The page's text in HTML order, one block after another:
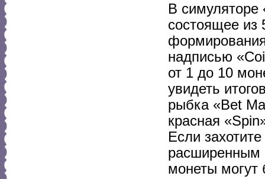
В симуляторе
состоящее из
надписью
от 1 до 10
увидеть
рыбка «Bet
красная
Если
расширенным
монеты могут